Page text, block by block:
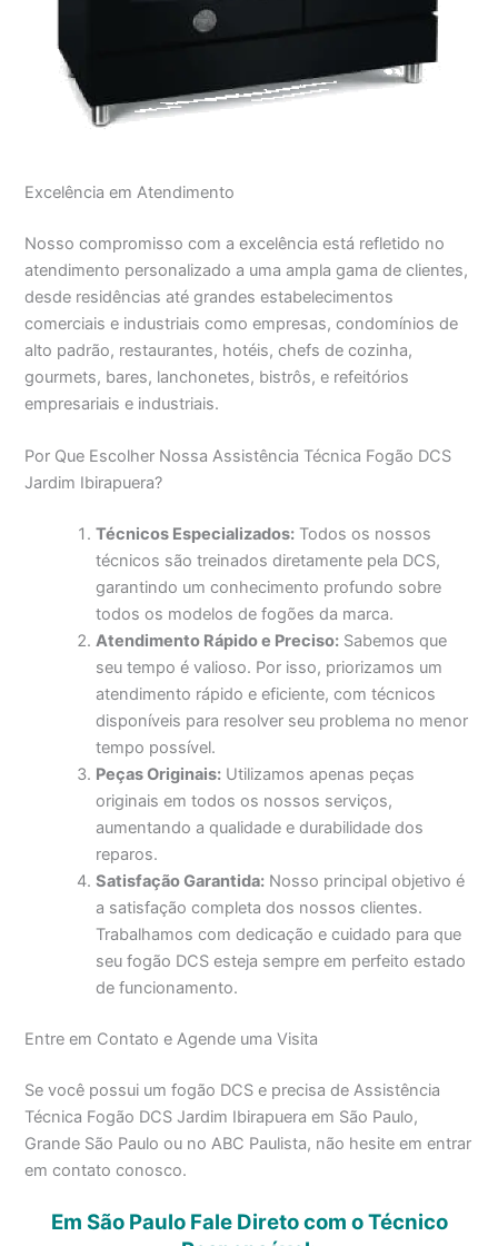
Excelência em Atendimento
Nosso compromisso com a excelência está refletido no
atendimento personalizado a uma ampla gama de clientes,
desde residências até grandes estabelecimentos
comerciais e industriais como empresas, condomínios de
alto padrão, restaurantes, hotéis, chefs de cozinha,
gourmets, bares, lanchonetes, bistrôs, e refeitórios
empresariais e industriais.
Por Que Escolher Nossa Assistência Técnica Fogão DCS
Jardim Ibirapuera?
Técnicos Especializados: Todos os nossos
técnicos são treinados diretamente pela DCS,
garantindo um conhecimento profundo sobre
todos os modelos de fogões da marca.
Atendimento Rápido e Preciso: Sabemos que
seu tempo é valioso. Por isso, priorizamos um
atendimento rápido e eficiente, com técnicos
disponíveis para resolver seu problema no menor
tempo possível.
Peças Originais: Utilizamos apenas peças
originais em todos os nossos serviços,
aumentando a qualidade e durabilidade dos
reparos.
Satisfação Garantida: Nosso principal objetivo é
a satisfação completa dos nossos clientes.
Trabalhamos com dedicação e cuidado para que
seu fogão DCS esteja sempre em perfeito estado
de funcionamento.
Entre em Contato e Agende uma Visita
Se você possui um fogão DCS e precisa de Assistência
Técnica Fogão DCS Jardim Ibirapuera em São Paulo,
Grande São Paulo ou no ABC Paulista, não hesite em entrar
em contato conosco.
Em São Paulo Fale Direto com o Técnico